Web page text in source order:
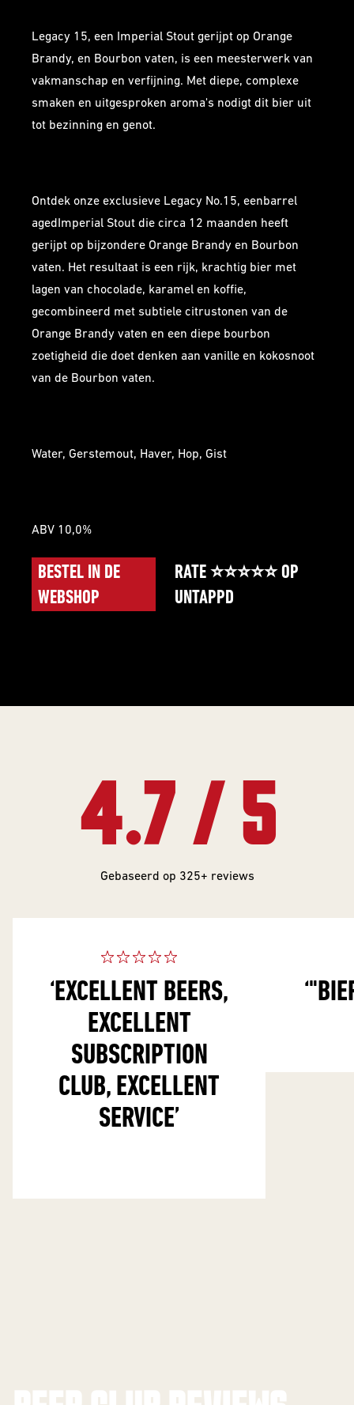
Legacy 15, een Imperial Stout gerijpt op Orange
Brandy, en Bourbon vaten, is een meesterwerk van
vakmanschap en verfijning. Met diepe, complexe
smaken en uitgesproken aroma's nodigt dit bier uit
tot bezinning en genot.
Ontdek onze exclusieve Legacy No.15, eenbarrel
aged Imperial Stout die circa 12 maanden heeft
gerijpt op bijzondere Orange Brandy en Bourbon
vaten. Het resultaat is een rijk, krachtig bier met
lagen van chocolade, karamel en koffie,
gecombineerd met subtiele citrustonen van de
Orange Brandy vaten en een diepe bourbon
zoetigheid die doet denken aan vanille en kokosnoot
van de Bourbon vaten.
Water, Gerstemout, Haver, Hop, Gist
ABV 10,0%
BESTEL IN DE
WEBSHOP
RATE ⭐⭐⭐⭐⭐ OP
UNTAPPD
4.7 / 5
Gebaseerd op 325+ reviews
‘EXCELLENT BEERS,
EXCELLENT
SUBSCRIPTION
CLUB, EXCELLENT
SERVICE’
‘